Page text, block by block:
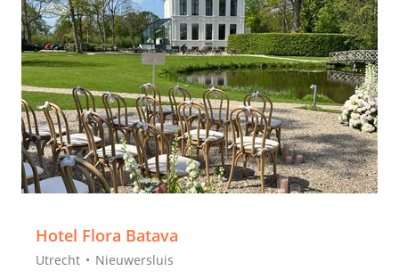
Hotel Flora Batava
Utrecht
Nieuwersluis